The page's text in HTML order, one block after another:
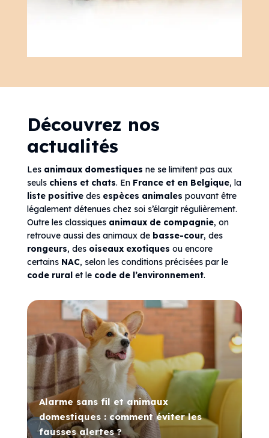
Découvrez nos
actualités
Les animaux domestiques ne se limitent pas aux
seuls chiens et chats. En France et en Belgique, la
liste positivedes espèces animales pouvant être
légalement détenues chez soi s’élargit régulièrement.
Outre les classiques animaux de compagnie, on
retrouve aussi des animaux de basse-cour, des
rongeurs, des oiseaux exotiques ou encore
certains NAC, selon les conditions précisées par le
code ruralet le code de l’environnement.
Alarme sans fil et animaux
domestiques : comment éviter les
fausses alertes ?